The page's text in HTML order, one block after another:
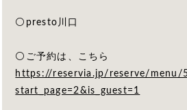
⚪️presto川口
⚪️ご予約は、こちら
https://reservia.jp/reserve/menu/
start_page=2&is_guest=1